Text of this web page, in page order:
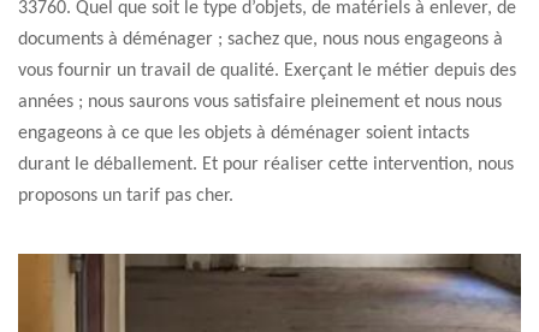
33760. Quel que soit le type d’objets, de matériels à enlever, de
documents à déménager ; sachez que, nous nous engageons à
vous fournir un travail de qualité. Exerçant le métier depuis des
années ; nous saurons vous satisfaire pleinement et nous nous
engageons à ce que les objets à déménager soient intacts
durant le déballement. Et pour réaliser cette intervention, nous
proposons un tarif pas cher.